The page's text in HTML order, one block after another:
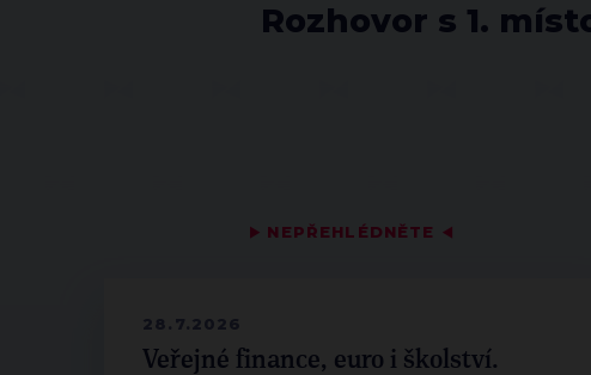
Rozhovor s 1.
▶ NEPŘEHLÉDNĚTE ◀
28.7.2026
Veřejné finance, euro i školství.